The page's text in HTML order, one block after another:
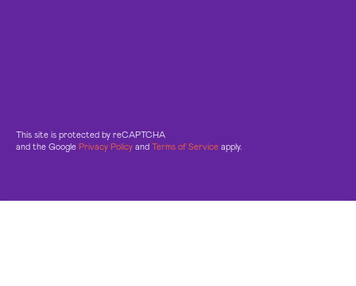
This site is protected by reCAPTCHA
and the Google Privacy Policy and Terms of Service apply.